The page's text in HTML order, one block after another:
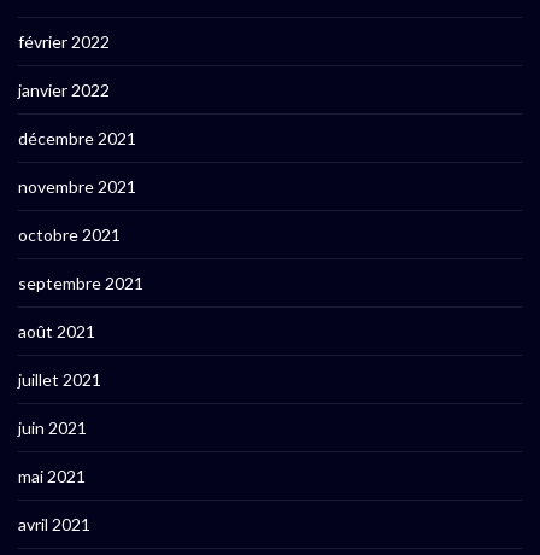
février 2022
janvier 2022
décembre 2021
novembre 2021
octobre 2021
septembre 2021
août 2021
juillet 2021
juin 2021
mai 2021
avril 2021